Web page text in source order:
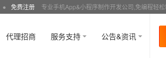
● 免费注册 专业手机App&小程序制作开发公司,免编程轻
代理招商 服务支持 公告&资讯